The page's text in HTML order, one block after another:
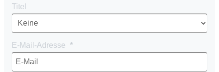
Titel
E-Mail-Adresse